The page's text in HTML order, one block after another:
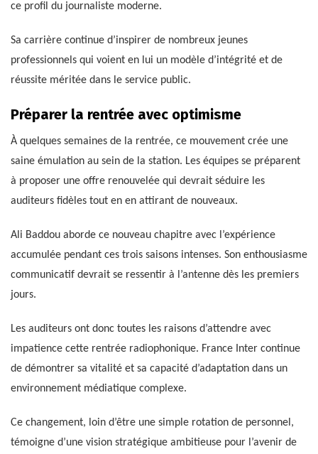
ce profil du journaliste moderne.
Sa carrière continue d’inspirer de nombreux jeunes
professionnels qui voient en lui un modèle d’intégrité et de
réussite méritée dans le service public.
Préparer la rentrée avec optimisme
À quelques semaines de la rentrée, ce mouvement crée une
saine émulation au sein de la station. Les équipes se préparent
à proposer une offre renouvelée qui devrait séduire les
auditeurs fidèles tout en en attirant de nouveaux.
Ali Baddou aborde ce nouveau chapitre avec l’expérience
accumulée pendant ces trois saisons intenses. Son enthousiasme
communicatif devrait se ressentir à l’antenne dès les premiers
jours.
Les auditeurs ont donc toutes les raisons d’attendre avec
impatience cette rentrée radiophonique. France Inter continue
de démontrer sa vitalité et sa capacité d’adaptation dans un
environnement médiatique complexe.
Ce changement, loin d’être une simple rotation de personnel,
témoigne d’une vision stratégique ambitieuse pour l’avenir de